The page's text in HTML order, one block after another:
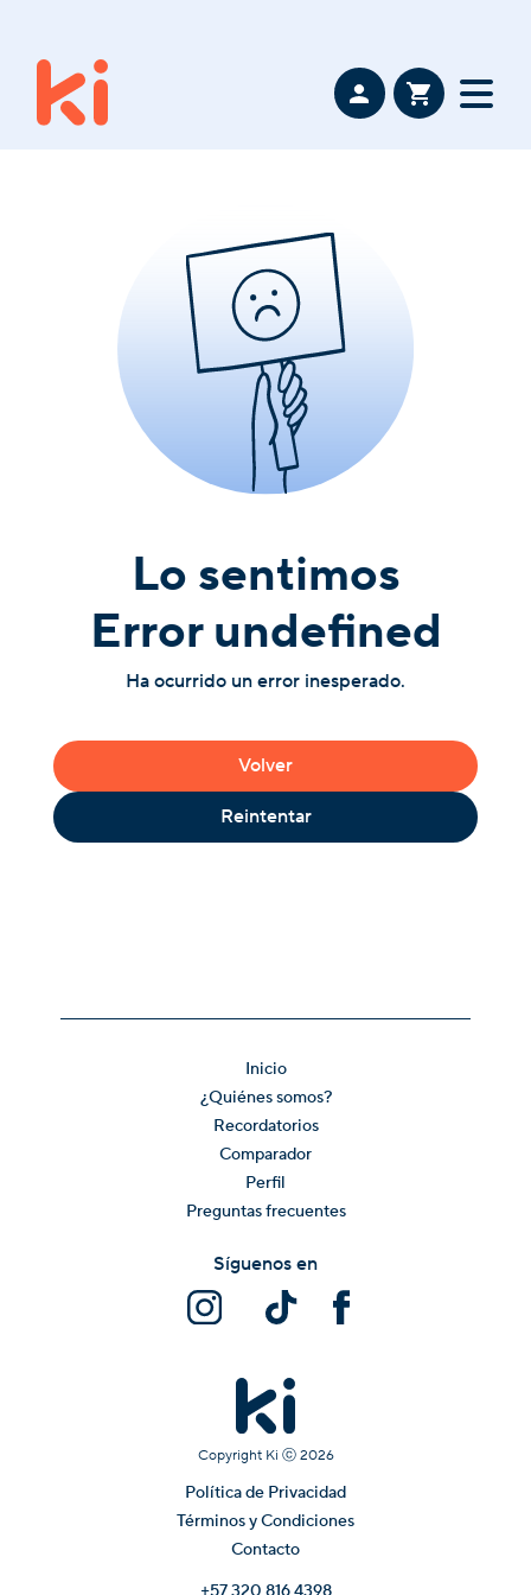
Lo sentimos
Error undefined
Ha ocurrido un error inesperado.
Volver
Reintentar
Inicio
¿Quiénes somos?
Recordatorios
Comparador
Perfil
Preguntas frecuentes
Copyright Ki ⓒ 2026
Política de Privacidad
Términos y Condiciones
Contacto
Síguenos en